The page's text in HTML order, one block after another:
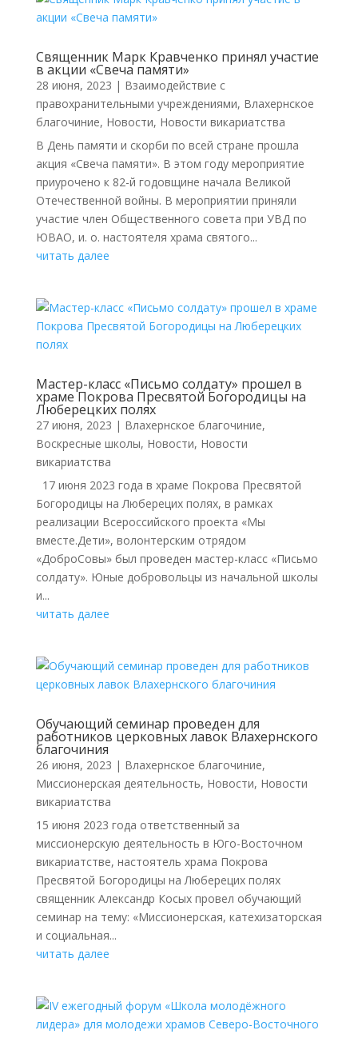
Священник Марк Кравченко принял участие
в акции «Свеча памяти»
28 июня, 2023 | Взаимодействие с
правохранительными учреждениями, Влахернское
благочиние, Новости, Новости викариатства
В День памяти и скорби по всей стране прошла
акция «Свеча памяти». В этом году мероприятие
приурочено к 82-й годовщине начала Великой
Отечественной войны. В мероприятии приняли
участие член Общественного совета при УВД по
ЮВАО, и. о. настоятеля храма святого...
читать далее
Мастер-класс «Письмо солдату» прошел в
храме Покрова Пресвятой Богородицы на
Люберецких полях
27 июня, 2023 | Влахернское благочиние,
Воскресные школы, Новости, Новости
викариатства
17 июня 2023 года в храме Покрова Пресвятой
Богородицы на Люберецих полях, в рамках
реализации Всероссийского проекта «Мы
вместе.Дети», волонтерским отрядом
«ДоброСовы» был проведен мастер-класс «Письмо
солдату». Юные добровольцы из начальной школы
и...
читать далее
Обучающий семинар проведен для
работников церковных лавок Влахернского
благочиния
26 июня, 2023 | Влахернское благочиние,
Миссионерская деятельность, Новости, Новости
викариатства
15 июня 2023 года ответственный за
миссионерскую деятельность в Юго-Восточном
викариатстве, настоятель храма Покрова
Пресвятой Богородицы на Люберецих полях
священник Александр Косых провел обучающий
семинар на тему: «Миссионерская, катехизаторская
и социальная...
читать далее